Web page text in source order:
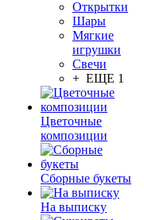
Открытки
Шары
Мягкие
игрушки
Свечи
+ ЕЩЕ 1
Цветочные
композиции
Сборные букеты
На выписку